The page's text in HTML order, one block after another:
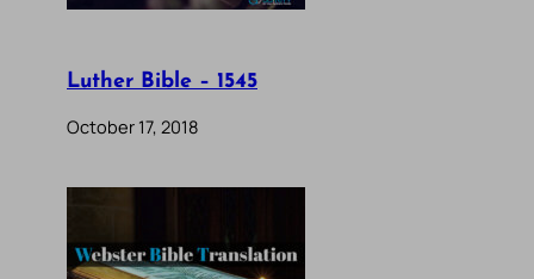
Luther Bible – 1545
October 17, 2018